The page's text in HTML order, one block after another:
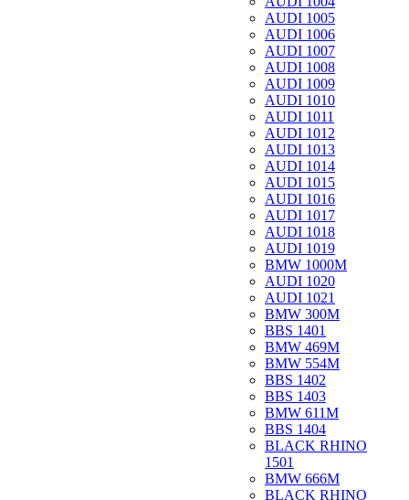
AUDI 1005
AUDI 1006
AUDI 1007
AUDI 1008
AUDI 1009
AUDI 1010
AUDI 1011
AUDI 1012
AUDI 1013
AUDI 1014
AUDI 1015
AUDI 1016
AUDI 1017
AUDI 1018
AUDI 1019
BMW 1000M
AUDI 1020
AUDI 1021
BMW 300M
BBS 1401
BMW 469M
BMW 554M
BBS 1402
BBS 1403
BMW 611M
BBS 1404
BLACK RHINO
1501
BMW 666M
BLACK RHINO